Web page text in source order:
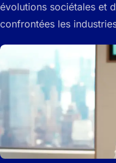
évolutions sociétales et
confrontées les